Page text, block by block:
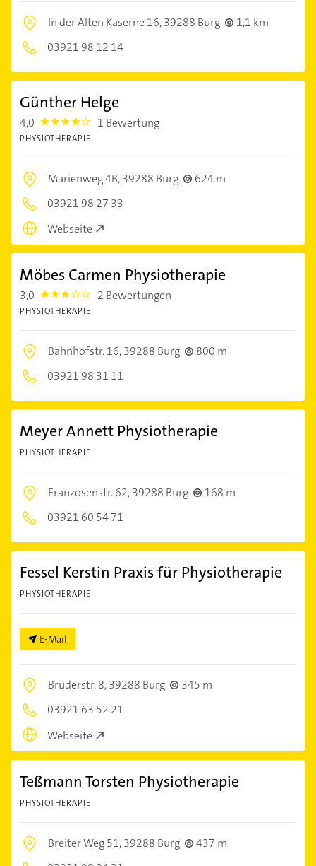
In der Alten Kaserne 16,39288 Burg
1,1 km
03921 98 12 14
Günther Helge
4,0 4.0 1 Bewertung
PHYSIOTHERAPIE
Marienweg 4B,39288 Burg
624 m
03921 98 27 33
Webseite
Möbes Carmen Physiotherapie
3,0 3.0 2 Bewertungen
PHYSIOTHERAPIE
Bahnhofstr. 16,39288 Burg
800 m
03921 98 31 11
Meyer Annett Physiotherapie
PHYSIOTHERAPIE
Franzosenstr. 62,39288 Burg
168 m
03921 60 54 71
Fessel Kerstin Praxis für Physiotherapie
PHYSIOTHERAPIE
E-Mail
Brüderstr. 8,39288 Burg
345 m
03921 63 52 21
Webseite
Teßmann Torsten Physiotherapie
PHYSIOTHERAPIE
Breiter Weg 51,39288 Burg
437 m